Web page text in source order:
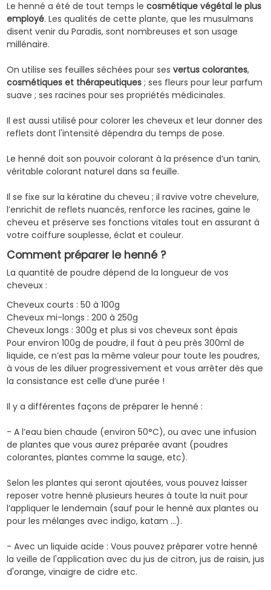
Le henné a été de tout temps le cosmétique végétal le plus
employé. Les qualités de cette plante, que les musulmans
disent venir du Paradis, sont nombreuses et son usage
millénaire.
On utilise ses feuilles séchées pour ses vertus colorantes,
cosmétiques et thérapeutiques; ses fleurs pour leur parfum
suave ; ses racines pour ses propriétés médicinales.
Il est aussi utilisé pour colorer les cheveux et leur donner des
reflets dont l'intensité dépendra du temps de pose.
Le henné doit son pouvoir colorant à la présence d’un tanin,
véritable colorant naturel dans sa feuille.
Il se fixe sur la kératine du cheveu ; il ravive votre chevelure,
l’enrichit de reflets nuancés, renforce les racines, gaine le
cheveu et préserve ses fonctions vitales tout en assurant à
votre coiffure souplesse, éclat et couleur.
Comment préparer le henné ?
La quantité de poudre dépend de la longueur de vos
cheveux :
Cheveux courts : 50 à 100g
Cheveux mi-longs : 200 à 250g
Cheveux longs : 300g et plus si vos cheveux sont épais
Pour environ 100g de poudre, il faut à peu près 300ml de
liquide, ce n’est pas la même valeur pour toute les poudres,
à vous de les diluer progressivement et vous arrêter dès que
la consistance est celle d’une purée !
Il y a différentes façons de préparer le henné :
- A l’eau bien chaude (environ 50°C), ou avec une infusion
de plantes que vous aurez préparée avant (poudres
colorantes, plantes comme la sauge, etc).
Selon les plantes qui seront ajoutées, vous pouvez laisser
reposer votre henné plusieurs heures à toute la nuit pour
l’appliquer le lendemain (sauf pour le henné aux plantes ou
pour les mélanges avec indigo, katam …).
- Avec un liquide acide : Vous pouvez préparer votre henné
la veille de l'application avec du jus de citron, jus de raisin, jus
d'orange, vinaigre de cidre etc.